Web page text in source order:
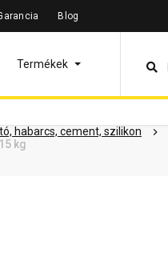
Blog
Termékek
habarcs, cement, szilikon
kg
Termékinformáció